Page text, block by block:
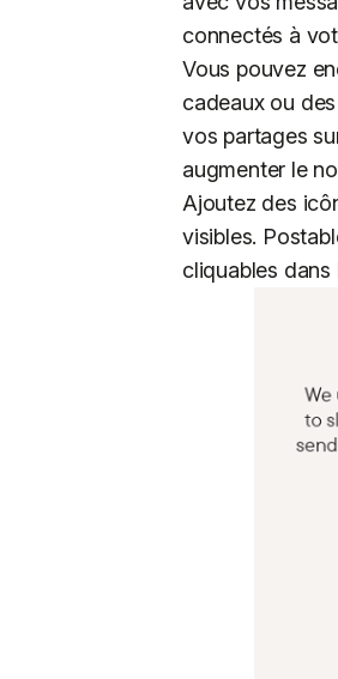
connectés à
Vous pouvez
cadeaux ou
vos partages
augmenter le
Ajoutez des
visibles.
cliquables